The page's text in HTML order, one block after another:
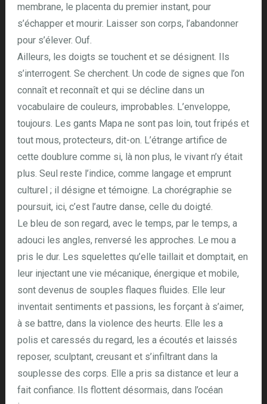
membrane, le placenta du premier instant, pour
s’échapper et mourir. Laisser son corps, l’abandonner
pour s’élever. Ouf.
Ailleurs, les doigts se touchent et se désignent. Ils
s’interrogent. Se cherchent. Un code de signes que l’on
connaît et reconnaît et qui se décline dans un
vocabulaire de couleurs, improbables. L’enveloppe,
toujours. Les gants Mapa ne sont pas loin, tout fripés et
tout mous, protecteurs, dit-on. L’étrange artifice de
cette doublure comme si, là non plus, le vivant n’y était
plus. Seul reste l’indice, comme langage et emprunt
culturel ; il désigne et témoigne. La chorégraphie se
poursuit, ici, c’est l’autre danse, celle du doigté.
Le bleu de son regard, avec le temps, par le temps, a
adouci les angles, renversé les approches. Le mou a
pris le dur. Les squelettes qu’elle taillait et domptait, en
leur injectant une vie mécanique, énergique et mobile,
sont devenus de souples flaques fluides. Elle leur
inventait sentiments et passions, les forçant à s’aimer,
à se battre, dans la violence des heurts. Elle les a
polis et caressés du regard, les a écoutés et laissés
reposer, sculptant, creusant et s’infiltrant dans la
souplesse des corps. Elle a pris sa distance et leur a
fait confiance. Ils flottent désormais, dans l’océan